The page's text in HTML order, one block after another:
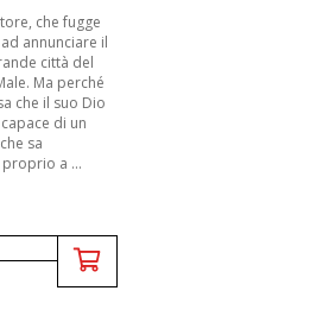
che fugge
annunciare il
città del
Ma perché
che il suo Dio
di un
sa
a ...